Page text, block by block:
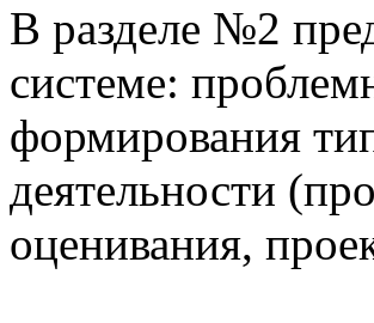
В разделе №2
системе:
формирования
деятельности
оценивания,